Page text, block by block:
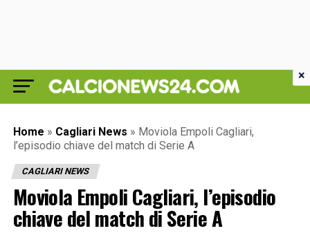
Home » Cagliari News » Moviola Empoli Cagliari,
l’episodio chiave del match di Serie A
CAGLIARI NEWS
Moviola Empoli Cagliari, l’episodio
chiave del match di Serie A
×